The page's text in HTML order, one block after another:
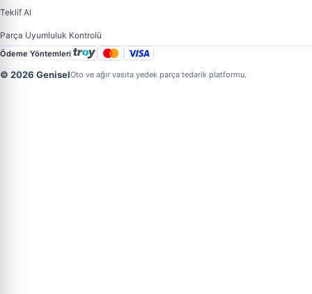
Teklif Al
Parça Uyumluluk Kontrolü
Ödeme Yöntemleri
© 2026 GeniselOto ve ağır vasıta yedek parça tedarik platformu.